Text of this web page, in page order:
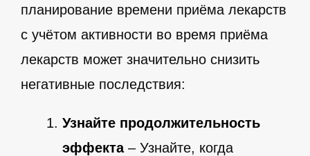
планирование времени приёма лекарств
с учётом активности во время приёма
лекарств может значительно снизить
негативные последствия:
Узнайте продолжительность
эффекта– Узнайте, когда